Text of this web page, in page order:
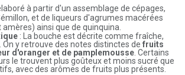
à partir d'un assemblage de cépages,
et de liqueurs d'agrumes macérées
ainsi que de quinquina.
: La bouche est décrite comme fraîche,
y retrouve des notes distinctes de fruits
d'oranger et de pamplemousse . Certains
le trouvent plus goûteux et moins sucré que
avec des arômes de fruits plus présents.